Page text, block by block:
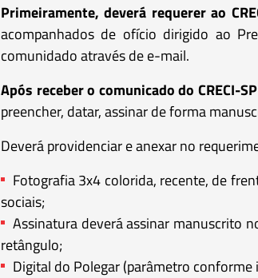
Primeiramente, deverá requerer ao
acompanhados de ofício dirigido ao
comunidado através de e-mail.
Após receber o comunicado do CRECI-
preencher, datar, assinar de forma
Deverá providenciar e anexar no
Fotografia 3x4 colorida, recente, de
sociais;
Assinatura deverá assinar manuscrito
retângulo;
Digital do Polegar (parâmetro conforme